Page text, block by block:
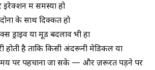
इरेक्शन में समस्या हो
के साथ दिक्कत हो
या मूड बदलाव भी हों
होती है ताकि किसी अंदरूनी मेडिकल या
पर पहचाना जा सके — और ज़रूरत पड़ने पर